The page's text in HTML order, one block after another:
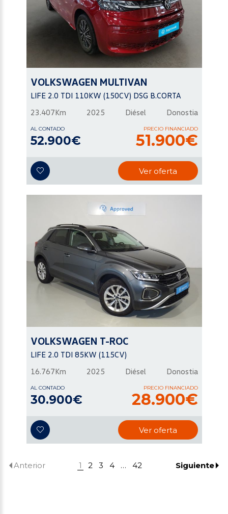
VOLKSWAGEN MULTIVAN
LIFE 2.0 TDI 110KW (150CV) DSG B.CORTA
23.407Km
2025 Diésel Donostia
AL CONTADO
52.900€
PRECIO FINANCIADO
51.900€
Ver oferta
VOLKSWAGEN T-ROC
LIFE 2.0 TDI 85KW (115CV)
16.767Km
2025 Diésel Donostia
AL CONTADO
30.900€
PRECIO FINANCIADO
28.900€
Ver oferta
Anterior 1 2 3 4 … 42 Siguiente